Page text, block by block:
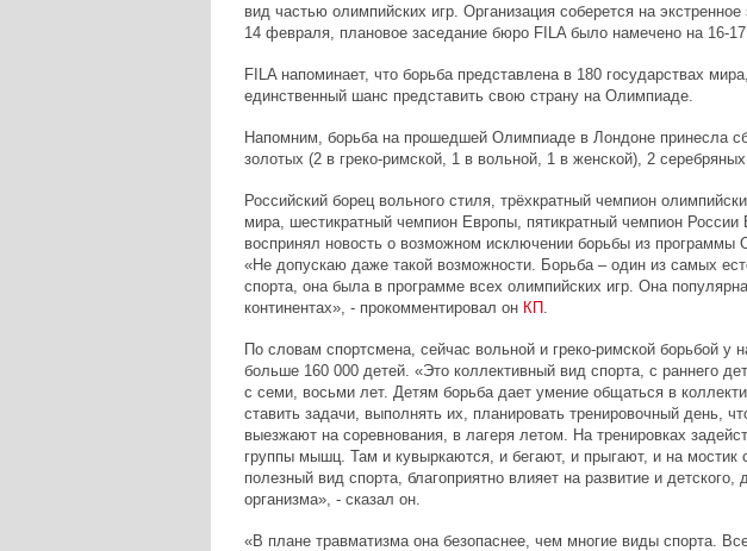
вид частью олимпийских игр. Организация соберется на
14 февраля, плановое заседание бюро FILA было намечено на 16-
FILA напоминает, что борьба представлена в 180 государствах
единственный шанс представить свою страну на Олимпиаде.
Напомним, борьба на прошедшей Олимпиаде в Лондоне принесла
золотых (2 в греко-римской, 1 в вольной, 1 в женской), 2 серебряных
Российский борец вольного стиля, трёхкратный чемпион
мира, шестикратный чемпион Европы, пятикратный чемпион России
воспринял новость о возможном исключении борьбы из программы
«Не допускаю даже такой возможности. Борьба – один из самых
спорта, она была в программе всех олимпийских игр. Она
континентах», - прокомментировал он КП
По словам спортсмена, сейчас вольной и греко-римской борьбой у
больше 160 000 детей. «Это коллективный вид спорта, с раннего
с семи, восьми лет. Детям борьба дает умение общаться в
ставить задачи, выполнять их, планировать тренировочный день,
выезжают на соревнования, в лагеря летом. На тренировках
группы мышц. Там и кувыркаются, и бегают, и прыгают, и на мостик
полезный вид спорта, благоприятно влияет на развитие и детского,
организма», - сказал он.
«В плане травматизма она безопаснее, чем многие виды спорта.